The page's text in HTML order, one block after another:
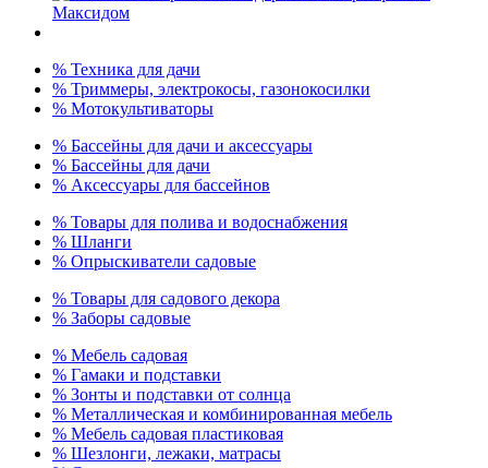
% Техника для дачи
% Триммеры, электрокосы, газонокосилки
% Мотокультиваторы
% Бассейны для дачи и аксессуары
% Бассейны для дачи
% Аксессуары для бассейнов
% Товары для полива и водоснабжения
% Шланги
% Опрыскиватели садовые
% Товары для садового декора
% Заборы садовые
% Мебель садовая
% Гамаки и подставки
% Зонты и подставки от солнца
% Металлическая и комбинированная мебель
% Мебель садовая пластиковая
% Шезлонги, лежаки, матрасы